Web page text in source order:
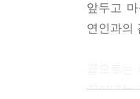
사랑하는
이다.
앞두고
연인과의
끊어내는